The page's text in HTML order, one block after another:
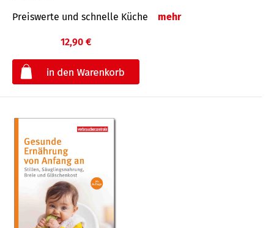
Preiswerte und schnelle Küche mehr
12,90 €